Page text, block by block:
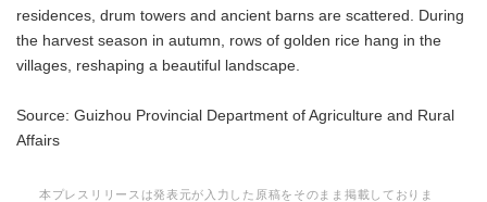
residences, drum towers and ancient barns are scattered. During
the harvest season in autumn, rows of golden rice hang in the
villages, reshaping a beautiful landscape.
Source: Guizhou Provincial Department of Agriculture and Rural
Affairs
本プレスリリースは発表元が入力した原稿をそのまま掲載しておりま